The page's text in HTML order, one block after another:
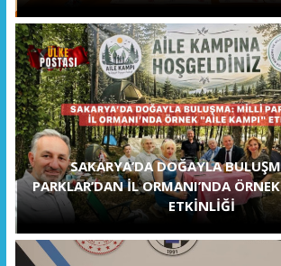
SAKARYA’DA DOĞAYLA
PARKLAR’DAN İL ORMANI’NDA
ETKİNLİĞİ